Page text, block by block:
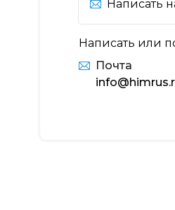
Написать
Написать или
Почта